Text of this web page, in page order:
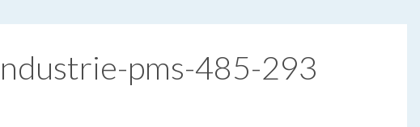
pms-485-293